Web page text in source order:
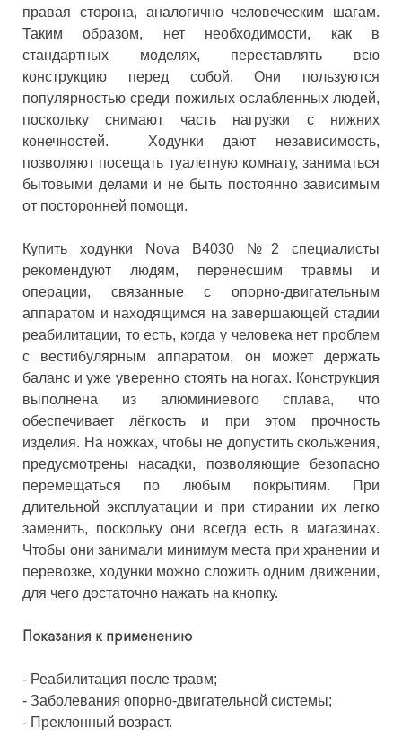
правая сторона, аналогично человеческим шагам.
Таким образом, нет необходимости, как в
стандартных моделях, переставлять всю
конструкцию перед собой. Они пользуются
популярностью среди пожилых ослабленных людей,
поскольку снимают часть нагрузки с нижних
конечностей. Ходунки дают независимость,
позволяют посещать туалетную комнату, заниматься
бытовыми делами и не быть постоянно зависимым
от посторонней помощи.
Купить ходунки Nova B4030 №2 специалисты
рекомендуют людям, перенесшим травмы и
операции, связанные с опорно-двигательным
аппаратом и находящимся на завершающей стадии
реабилитации, то есть, когда у человека нет проблем
с вестибулярным аппаратом, он может держать
баланс и уже уверенно стоять на ногах. Конструкция
выполнена из алюминиевого сплава, что
обеспечивает лёгкость и при этом прочность
изделия. На ножках, чтобы не допустить скольжения,
предусмотрены насадки, позволяющие безопасно
перемещаться по любым покрытиям. При
длительной эксплуатации и при стирании их легко
заменить, поскольку они всегда есть в магазинах.
Чтобы они занимали минимум места при хранении и
перевозке, ходунки можно сложить одним движении,
для чего достаточно нажать на кнопку.
Показания к применению
- Реабилитация после травм;
- Заболевания опорно-двигательной системы;
- Преклонный возраст.